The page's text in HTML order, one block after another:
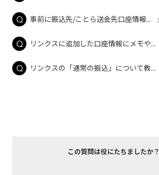
事前に振込先/ことら送金先口座情報...
リンクスに追加した口座情報にメモや...
リンクスの「通常の振込」について教...
この質問は役にたちましたか？